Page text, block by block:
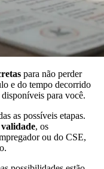
para não perder
e do tempo decorrido
para você.
as possíveis etapas.
validade, os
ou do CSE,